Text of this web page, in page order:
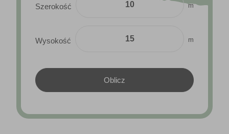
Szerokość m
Wysokość m